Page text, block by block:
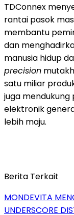
TDConnex
rantai pasok
membantu
dan
manusia hidup
precision
satu miliar
juga
elektronik
lebih maju.
Berita Terkait
MONDEVITA
UNDERSCORE